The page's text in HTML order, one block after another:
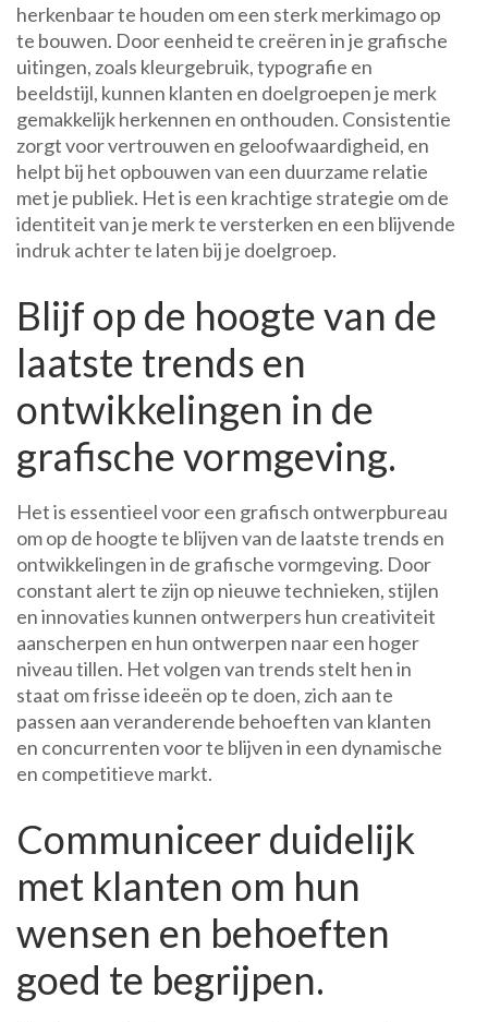
herkenbaar te houden om een sterk merkimago op
te bouwen. Door eenheid te creëren in je grafische
uitingen, zoals kleurgebruik, typografie en
beeldstijl, kunnen klanten en doelgroepen je merk
gemakkelijk herkennen en onthouden. Consistentie
zorgt voor vertrouwen en geloofwaardigheid, en
helpt bij het opbouwen van een duurzame relatie
met je publiek. Het is een krachtige strategie om de
identiteit van je merk te versterken en een blijvende
indruk achter te laten bij je doelgroep.
Blijf op de hoogte van de
laatste trends en
ontwikkelingen in de
grafische vormgeving.
Het is essentieel voor een grafisch ontwerpbureau
om op de hoogte te blijven van de laatste trends en
ontwikkelingen in de grafische vormgeving. Door
constant alert te zijn op nieuwe technieken, stijlen
en innovaties kunnen ontwerpers hun creativiteit
aanscherpen en hun ontwerpen naar een hoger
niveau tillen. Het volgen van trends stelt hen in
staat om frisse ideeën op te doen, zich aan te
passen aan veranderende behoeften van klanten
en concurrenten voor te blijven in een dynamische
en competitieve markt.
Communiceer duidelijk
met klanten om hun
wensen en behoeften
goed te begrijpen.